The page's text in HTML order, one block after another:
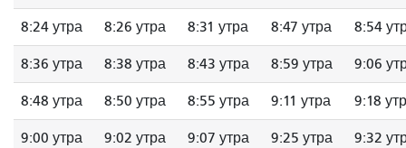
8:24 утра 8:26 утра 8:31 утра 8:47 утра 8:54
8:36 утра 8:38 утра 8:43 утра 8:59 утра 9:06
8:48 утра 8:50 утра 8:55 утра 9:11 утра 9:18
9:00 утра 9:02 утра 9:07 утра 9:25 утра 9:32